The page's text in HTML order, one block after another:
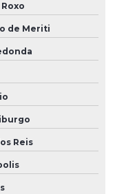
de Meriti
Reis